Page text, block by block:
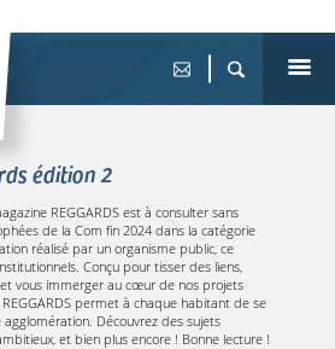
édition 2
REGGARDS est à consulter sans
de la Com fin 2024 dans la catégorie
réalisé par un organisme public, ce
Conçu pour tisser des liens,
vous immerger au cœur de nos projets
permet à chaque habitant de se
Découvrez des sujets
et bien plus encore ! Bonne lecture !